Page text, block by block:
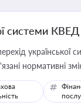
системи
української
нормативні